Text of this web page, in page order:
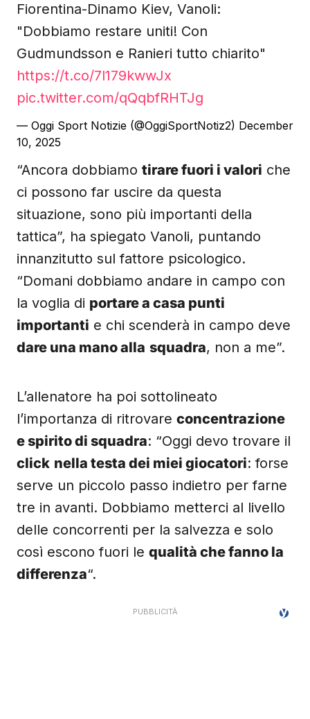
Fiorentina-Dinamo Kiev, Vanoli:
"Dobbiamo restare uniti! Con
Gudmundsson e Ranieri tutto chiarito"
https://t.co/7l179kwwJx
pic.twitter.com/qQqbfRHTJg
— Oggi Sport Notizie (@OggiSportNotiz2) December
10, 2025
“Ancora dobbiamo tirare fuori i valori che
ci possono far uscire da questa
situazione, sono più importanti della
tattica”, ha spiegato Vanoli, puntando
innanzitutto sul fattore psicologico.
“Domani dobbiamo andare in campo con
la voglia di portare a casa punti
importanti e chi scenderà in campo deve
dare una mano alla squadra, non a me”.
L’allenatore ha poi sottolineato
l’importanza di ritrovare concentrazione
e spirito di squadra: “Oggi devo trovare il
click nella testa dei miei giocatori: forse
serve un piccolo passo indietro per farne
tre in avanti. Dobbiamo metterci al livello
delle concorrenti per la salvezza e solo
così escono fuori le qualità che fanno la
differenza“.